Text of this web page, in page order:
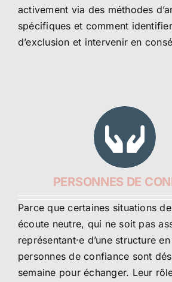
activement via des méthodes
spécifiques et comment
d’exclusion et intervenir en
PERSONNES DE
Parce que certaines situations
écoute neutre, qui ne soit pas
représentant·e d’une structure
personnes de confiance sont
semaine pour échanger. Leur